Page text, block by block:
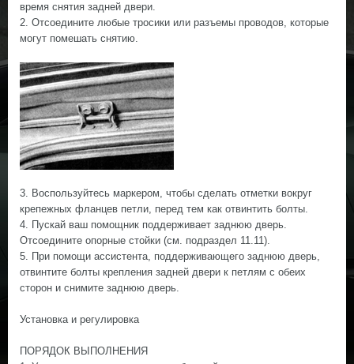
время снятия задней двери.
2. Отсоедините любые тросики или разъемы проводов, которые
могут помешать снятию.
3. Воспользуйтесь маркером, чтобы сделать отметки вокруг
крепежных фланцев петли, перед тем как отвинтить болты.
4. Пускай ваш помощник поддерживает заднюю дверь.
Отсоедините опорные стойки (см. подраздел 11.11).
5. При помощи ассистента, поддерживающего заднюю дверь,
отвинтите болты крепления задней двери к петлям с обеих
сторон и снимите заднюю дверь.
Установка и регулировка
ПОРЯДОК ВЫПОЛНЕНИЯ